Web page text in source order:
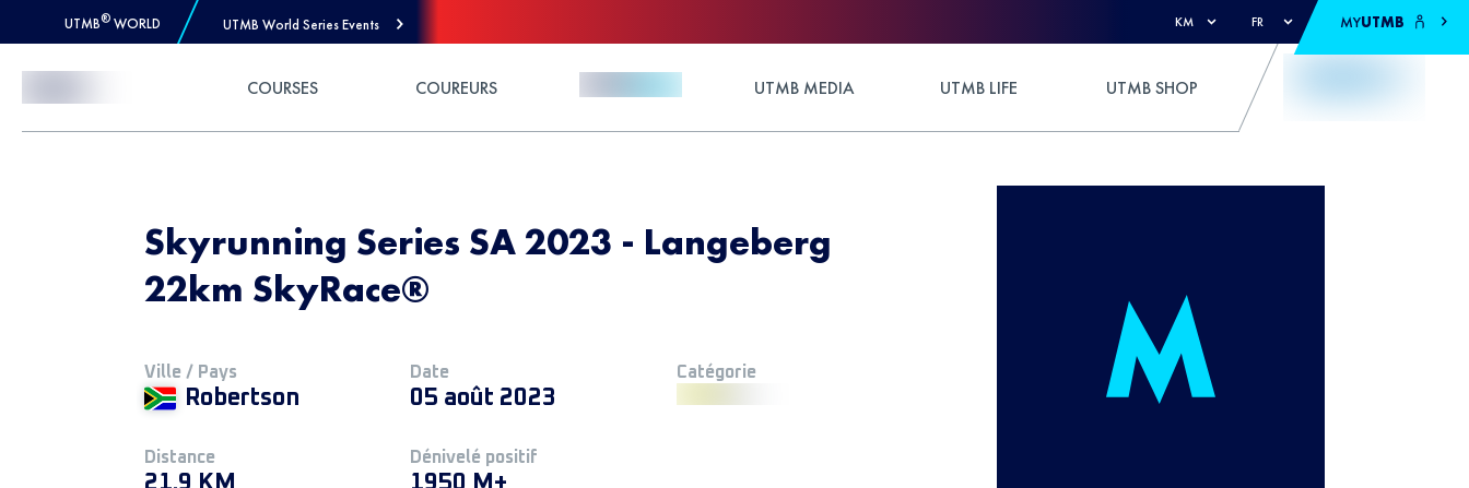
UTMB® WORLD UTMB World Series Events KM FR MYUTMB
COURSES COUREURS UTMB MEDIA UTMB LIFE UTMB SHOP
Skyrunning Series SA 2023 - Langeberg
22km SkyRace®
Ville / Pays
Robertson
Date
05 août 2023
Catégorie
Distance Dénivelé positif